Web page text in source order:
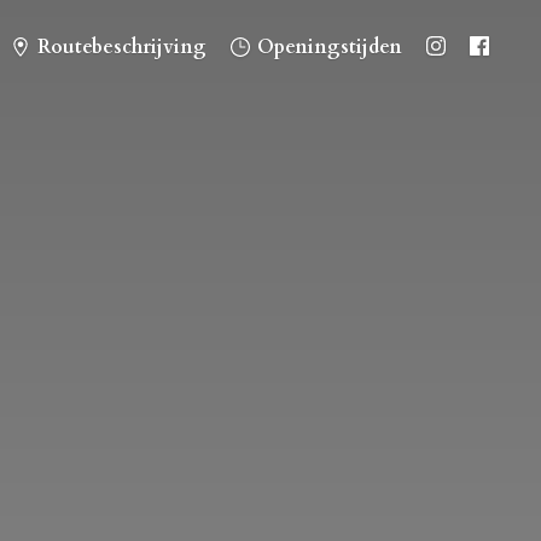
Routebeschrijving Openingstijden